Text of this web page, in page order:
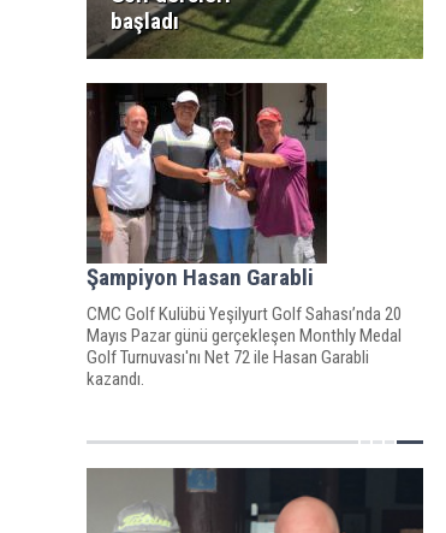
başladı
Şampiyon Hasan Garabli
CMC Golf Kulübü Yeşilyurt Golf Sahası’nda 20
Mayıs Pazar günü gerçekleşen Monthly Medal
Golf Turnuvası'nı Net 72 ile Hasan Garabli
kazandı.